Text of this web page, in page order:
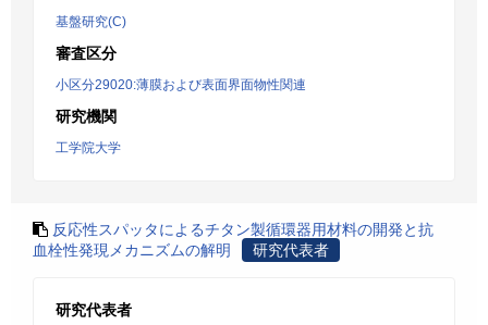
基盤研究(C)
審査区分
小区分29020:薄膜および表面界面物性関連
研究機関
工学院大学
反応性スパッタによるチタン製循環器用材料の開発と抗
血栓性発現メカニズムの解明
研究代表者
研究代表者